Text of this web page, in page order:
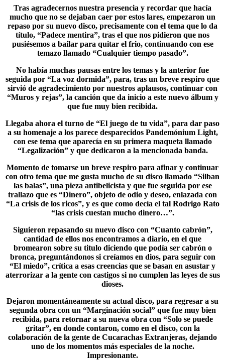
Tras agradecernos nuestra presencia y recordar que hacía
mucho que no se dejaban caer por estos lares, empezaron un
repaso por su nuevo disco, precisamente con el tema que lo da
título, “Padece mentira”, tras el que nos pidieron que nos
pusiésemos a bailar para quitar el frio, continuando con ese
temazo llamado “Cualquier tiempo pasado”.
No había muchas pausas entre los temas y la anterior fue
seguida por “La voz dormida”, para, tras un breve respiro que
sirvió de agradecimiento por nuestros aplausos, continuar con
“Muros y rejas”, la canción que da inicio a este nuevo álbum y
que fue muy bien recibida.
Llegaba ahora el turno de “El juego de tu vida”, para dar paso
a su homenaje a los parece desparecidos Pandemónium Light,
con ese tema que aparecía en su primera maqueta llamado
“Legalización” y que dedicaron a la mencionada banda.
Momento de tomarse un breve respiro para afinar y continuar
con otro tema que me gusta mucho de su disco llamado “Silban
las balas”, una pieza antibelicista y que fue seguida por ese
trallazo que es “Dinero”, objeto de odio y deseo, enlazada con
“La crisis de los ricos”, y es que como decía el tal Rodrigo Rato
“las crisis cuestan mucho dinero…”.
Siguieron repasando su nuevo disco con “Cuanto cabrón”,
cantidad de ellos nos encontramos a diario, en el que
bromearon sobre su titulo diciendo que podía ser cabrón o
bronca, preguntándonos si creíamos en dios, para seguir con
“El miedo”, crítica a esas creencias que se basan en asustar y
aterrorizar a la gente con castigos si no cumplen las leyes de sus
dioses.
Dejaron momentáneamente su actual disco, para regresar a su
segunda obra con un “Marginación social” que fue muy bien
recibida, para retornar a su nueva obra con “Solo se puede
gritar”, en donde contaron, como en el disco, con la
colaboración de la gente de Cucarachas Extranjeras, dejando
uno de los momentos más especiales de la noche.
Impresionante.